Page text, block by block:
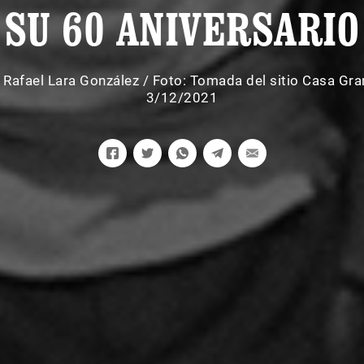
SU 60 ANIVERSARIO
Rafael Lara González / Foto: Tomada del sitio Casa
3/12/2021